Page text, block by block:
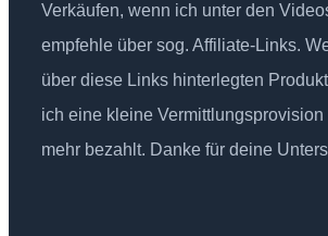
Verkäufen, wenn ich unter den
empfehle über sog. Affiliate-Links.
über diese Links hinterlegten
ich eine kleine Vermittlungsprovision
mehr bezahlt. Danke für deine